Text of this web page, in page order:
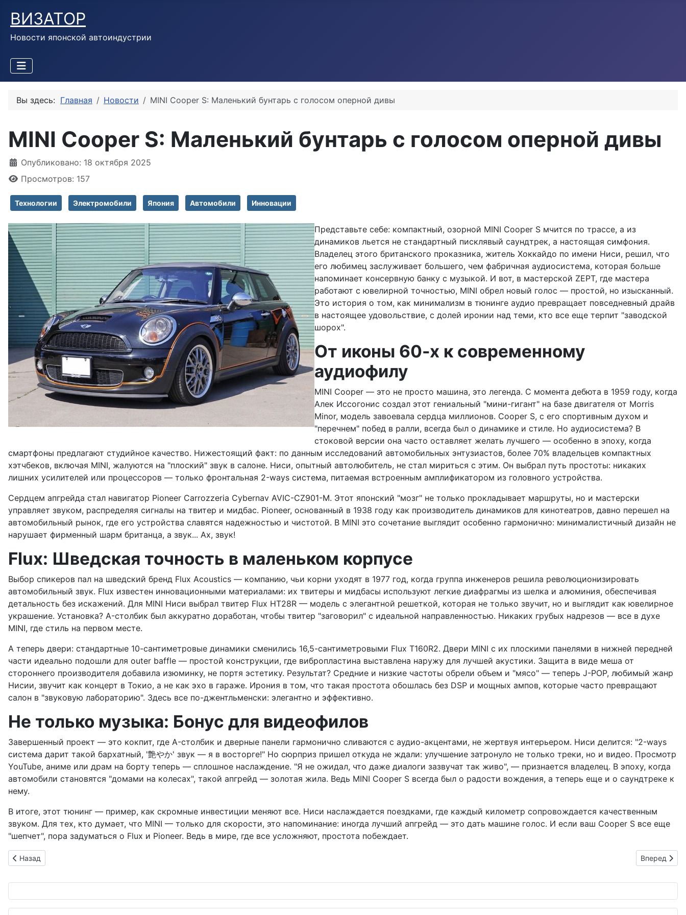
ВИЗАТОР
Новости японской автоиндустрии
Вы здесь: Главная Новости MINI Cooper S: Маленький бунтарь с голосом оперной дивы
MINI Cooper S: Маленький бунтарь с голосом оперной дивы
Информация о материале
Опубликовано: 18 октября 2025
Просмотров: 157
Технологии Электромобили Япония Автомобили Инновации
Представьте себе: компактный, озорной MINI Cooper S мчится по трассе, а из
динамиков льется не стандартный писклявый саундтрек, а настоящая симфония.
Владелец этого британского проказника, житель Хоккайдо по имени Ниси, решил, что
его любимец заслуживает большего, чем фабричная аудиосистема, которая больше
напоминает консервную банку с музыкой. И вот, в мастерской ZEPT, где мастера
работают с ювелирной точностью, MINI обрел новый голос — простой, но изысканный.
Это история о том, как минимализм в тюнинге аудио превращает повседневный драйв
в настоящее удовольствие, с долей иронии над теми, кто все еще терпит "заводской
шорох".
От иконы 60-х к современному
аудиофилу
MINI Cooper — это не просто машина, это легенда. С момента дебюта в 1959 году, когда
Алек Иссогонис создал этот гениальный "мини-гигант" на базе двигателя от Morris
Minor, модель завоевала сердца миллионов. Cooper S, с его спортивным духом и
"перечнем" побед в ралли, всегда был о динамике и стиле. Но аудиосистема? В
стоковой версии она часто оставляет желать лучшего — особенно в эпоху, когда
смартфоны предлагают студийное качество. Нижестоящий факт: по данным исследований автомобильных энтузиастов, более 70% владельцев компактных
хэтчбеков, включая MINI, жалуются на "плоский" звук в салоне. Ниси, опытный автолюбитель, не стал мириться с этим. Он выбрал путь простоты: никаких
лишних усилителей или процессоров — только фронтальная 2-ways система, питаемая встроенным амплификатором из головного устройства.
Сердцем апгрейда стал навигатор Pioneer Carrozzeria Cybernav AVIC-CZ901-M. Этот японский "мозг" не только прокладывает маршруты, но и мастерски
управляет звуком, распределяя сигналы на твитер и мидбас. Pioneer, основанный в 1938 году как производитель динамиков для кинотеатров, давно перешел на
автомобильный рынок, где его устройства славятся надежностью и чистотой. В MINI это сочетание выглядит особенно гармонично: минималистичный дизайн не
нарушает фирменный шарм британца, а звук... Ах, звук!
Flux: Шведская точность в маленьком корпусе
Выбор спикеров пал на шведский бренд Flux Acoustics — компанию, чьи корни уходят в 1977 год, когда группа инженеров решила революционизировать
автомобильный звук. Flux известен инновационными материалами: их твитеры и мидбасы используют легкие диафрагмы из шелка и алюминия, обеспечивая
детальность без искажений. Для MINI Ниси выбрал твитер Flux HT28R — модель с элегантной решеткой, которая не только звучит, но и выглядит как ювелирное
украшение. Установка? A-столбик был аккуратно доработан, чтобы твитер "заговорил" с идеальной направленностью. Никаких грубых надрезов — все в духе
MINI, где стиль на первом месте.
А теперь двери: стандартные 10-сантиметровые динамики сменились 16,5-сантиметровыми Flux T160R2. Двери MINI с их плоскими панелями в нижней передней
части идеально подошли для outer baffle — простой конструкции, где вибропластина выставлена наружу для лучшей акустики. Защита в виде меша от
стороннего производителя добавила изюминку, не портя эстетику. Результат? Средние и низкие частоты обрели объем и "мясо" — теперь J-POP, любимый жанр
Нисии, звучит как концерт в Токио, а не как эхо в гараже. Ирония в том, что такая простота обошлась без DSP и мощных ампов, которые часто превращают
салон в "звуковую лабораторию". Здесь все по-джентльменски: элегантно и эффективно.
Не только музыка: Бонус для видеофилов
Завершенный проект — это кокпит, где A-столбик и дверные панели гармонично сливаются с аудио-акцентами, не жертвуя интерьером. Ниси делится: "2-ways
система дарит такой бархатный, '艶やか' звук — я в восторге!" Но сюрприз пришел откуда не ждали: улучшение затронуло не только треки, но и видео. Просмотр
YouTube, аниме или драм на борту теперь — сплошное наслаждение. "Я не ожидал, что даже диалоги зазвучат так живо", — признается владелец. В эпоху, когда
автомобили становятся "домами на колесах", такой апгрейд — золотая жила. Ведь MINI Cooper S всегда был о радости вождения, а теперь еще и о саундтреке к
нему.
В итоге, этот тюнинг — пример, как скромные инвестиции меняют все. Ниси наслаждается поездками, где каждый километр сопровождается качественным
звуком. Для тех, кто думает, что MINI — только для скорости, это напоминание: иногда лучший апгрейд — это дать машине голос. И если ваш Cooper S все еще
"шепчет", пора задуматься о Flux и Pioneer. Ведь в мире, где все усложняют, простота побеждает.
Предыдущий: Сверххай-энд для ушей: как DSP превращают автомобиль в аудиофильский рай
Назад Следующий:
Вперед